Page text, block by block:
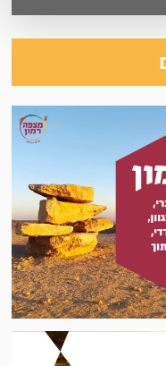
השראה